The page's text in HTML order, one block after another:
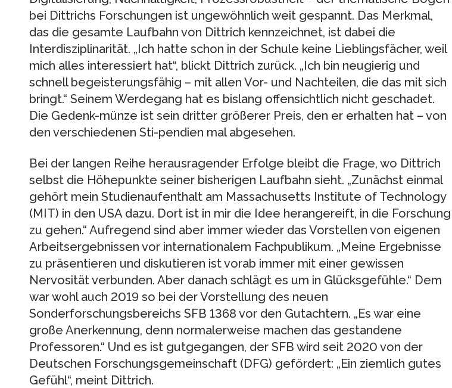
bei Dittrichs Forschungen ist ungewöhnlich weit gespannt. Das Merkmal,
das die gesamte Laufbahn von Dittrich kennzeichnet, ist dabei die
Interdisziplinarität. „Ich hatte schon in der Schule keine Lieblingsfächer, weil
mich alles interessiert hat“, blickt Dittrich zurück. „Ich bin neugierig und
schnell begeisterungsfähig – mit allen Vor- und Nachteilen, die das mit sich
bringt.“ Seinem Werdegang hat es bislang offensichtlich nicht geschadet.
Die Gedenk-münze ist sein dritter größerer Preis, den er erhalten hat – von
den verschiedenen Sti-pendien mal abgesehen.
Bei der langen Reihe herausragender Erfolge bleibt die Frage, wo Dittrich
selbst die Höhepunkte seiner bisherigen Laufbahn sieht. „Zunächst einmal
gehört mein Studienaufenthalt am Massachusetts Institute of Technology
(MIT) in den USA dazu. Dort ist in mir die Idee herangereift, in die Forschung
zu gehen.“ Aufregend sind aber immer wieder das Vorstellen von eigenen
Arbeitsergebnissen vor internationalem Fachpublikum. „Meine Ergebnisse
zu präsentieren und diskutieren ist vorab immer mit einer gewissen
Nervosität verbunden. Aber danach schlägt es um in Glücksgefühle.“ Dem
war wohl auch 2019 so bei der Vorstellung des neuen
Sonderforschungsbereichs SFB 1368 vor den Gutachtern. „Es war eine
große Anerkennung, denn normalerweise machen das gestandene
Professoren.“ Und es ist gutgegangen, der SFB wird seit 2020 von der
Deutschen Forschungsgemeinschaft (DFG) gefördert: „Ein ziemlich gutes
Gefühl“, meint Dittrich.